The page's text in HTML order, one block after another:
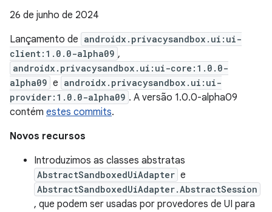
26 de junho de 2024
Lançamento de androidx.privacysandbox.ui:ui-
client:1.0.0-alpha09 ,
androidx.privacysandbox.ui:ui-core:1.0.0-
alpha09 e androidx.privacysandbox.ui:ui-
provider:1.0.0-alpha09 . A versão 1.0.0-alpha09
contém estes commits.
Novos recursos
Introduzimos as classes abstratas
AbstractSandboxedUiAdapter e
AbstractSandboxedUiAdapter.AbstractSession
, que podem ser usadas por provedores de UI para